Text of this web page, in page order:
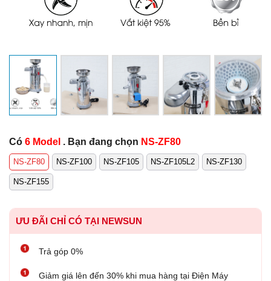
Có 6 Model . Bạn đang chọn NS-ZF80
NS-ZF80 NS-ZF100 NS-ZF105 NS-ZF105L2 NS-ZF130
NS-ZF155
ƯU ĐÃI CHỈ CÓ TẠI NEWSUN
Trả góp 0%
Giảm giá lên đến 30% khi mua hàng tại Điện Máy